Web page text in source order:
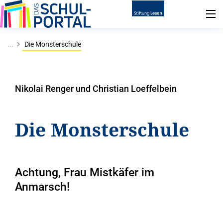
... Die Monsterschule
Nikolai Renger und Christian Loeffelbein
Die Monsterschule
Achtung, Frau Mistkäfer im
Anmarsch!